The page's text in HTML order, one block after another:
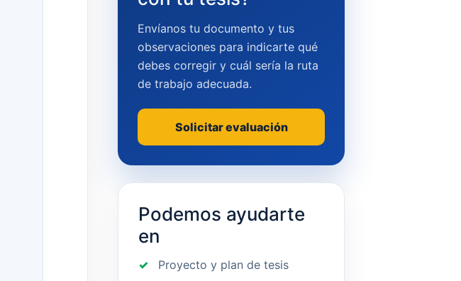
Envíanos tu documento y tus
observaciones para indicarte qué
debes corregir y cuál sería la ruta
de trabajo adecuada.
Solicitar evaluación
Podemos ayudarte
en
Proyecto y plan de tesis